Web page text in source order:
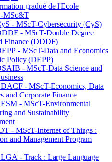
gradué de l'Ecole
-MSc&T
- MScT-Cybersecurity (CyS)
- MScT-Double Degree
Finance (DDDF)
- MScT-Data and Economics
Policy (DEPP)
- MScT-Data Science and
- MScT-Economics, Data
and Corporate Finance
- MScT-Environmental
and Sustainability
- MScT-Internet of Things :
and Management Program
- Track : Large Language